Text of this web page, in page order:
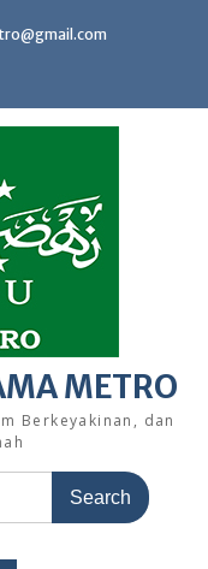
METRO
Berkeyakinan, dan